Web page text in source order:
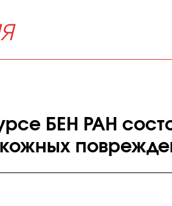
БЕН РАН